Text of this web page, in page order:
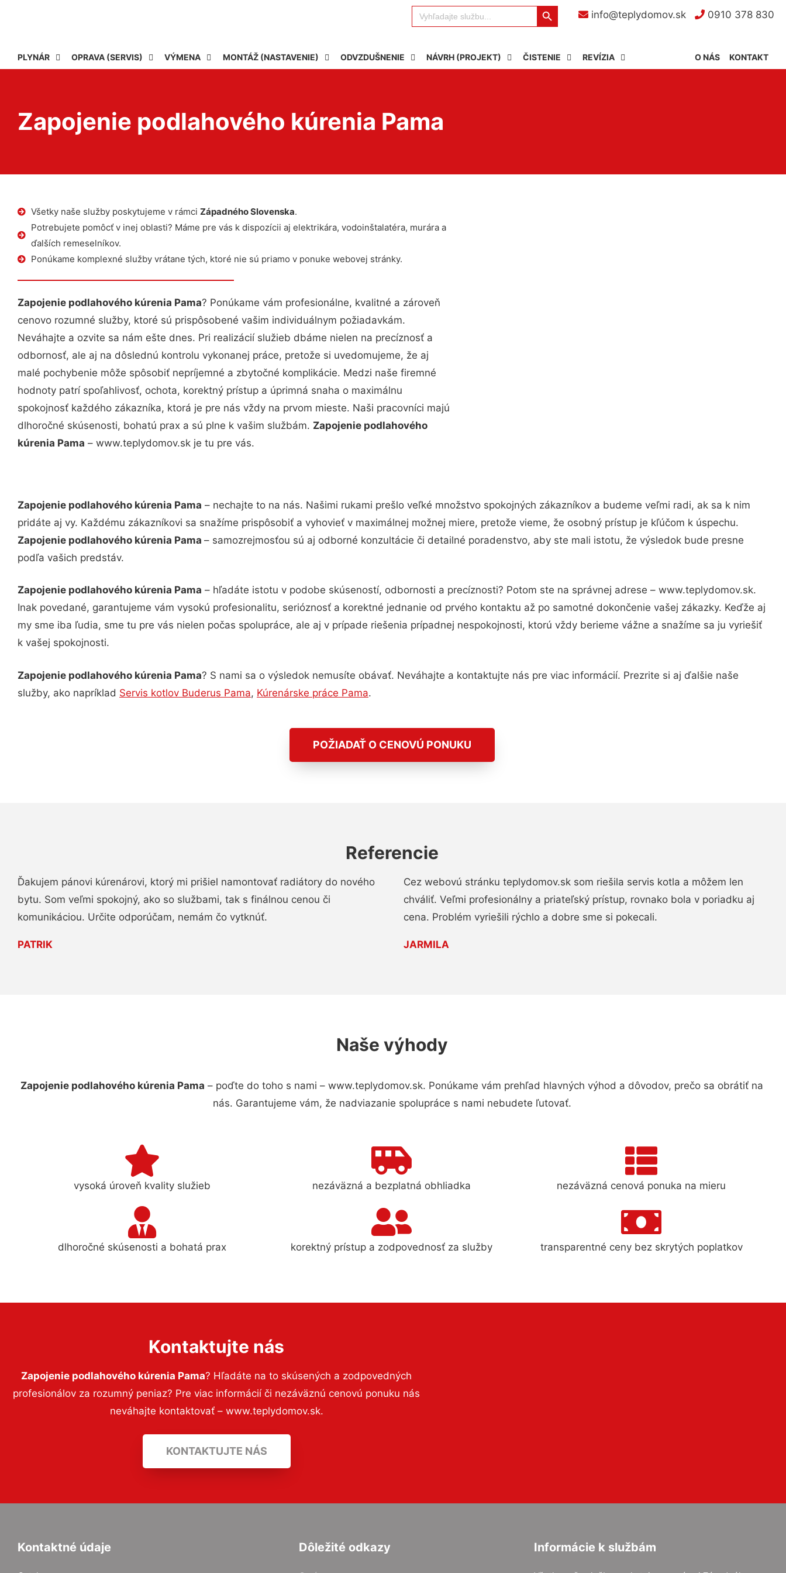
info@teplydomov.sk 0910 378 830
Search
for:
Search Button
PLYNÁR OPRAVA (SERVIS) VÝMENA MONTÁŽ (NASTAVENIE) ODVZDUŠNENIE NÁVRH (PROJEKT) ČISTENIE REVÍZIA KONTAKT
O NÁS
Zapojenie podlahového kúrenia Pama
Všetky naše služby poskytujeme v rámci Západného Slovenska.
Potrebujete pomôcť v inej oblasti? Máme pre vás k dispozícii aj elektrikára, vodoinštalatéra, murára a
ďalších remeselníkov.
Ponúkame komplexné služby vrátane tých, ktoré nie sú priamo v ponuke webovej stránky.
Zapojenie podlahového kúrenia Pama? Ponúkame vám profesionálne, kvalitné a zároveň
cenovo rozumné služby, ktoré sú prispôsobené vašim individuálnym požiadavkám.
Neváhajte a ozvite sa nám ešte dnes. Pri realizácií služieb dbáme nielen na precíznosť a
odbornosť, ale aj na dôslednú kontrolu vykonanej práce, pretože si uvedomujeme, že aj
malé pochybenie môže spôsobiť nepríjemné a zbytočné komplikácie. Medzi naše firemné
hodnoty patrí spoľahlivosť, ochota, korektný prístup a úprimná snaha o maximálnu
spokojnosť každého zákazníka, ktorá je pre nás vždy na prvom mieste. Naši pracovníci majú
dlhoročné skúsenosti, bohatú prax a sú plne k vašim službám. Zapojenie podlahového
kúrenia Pama – www.teplydomov.sk je tu pre vás.
Zapojenie podlahového kúrenia Pama – nechajte to na nás. Našimi rukami prešlo veľké množstvo spokojných zákazníkov a budeme veľmi radi, ak sa k nim
pridáte aj vy. Každému zákazníkovi sa snažíme prispôsobiť a vyhovieť v maximálnej možnej miere, pretože vieme, že osobný prístup je kľúčom k úspechu.
Zapojenie podlahového kúrenia Pama – samozrejmosťou sú aj odborné konzultácie či detailné poradenstvo, aby ste mali istotu, že výsledok bude presne
podľa vašich predstáv.
Zapojenie podlahového kúrenia Pama – hľadáte istotu v podobe skúseností, odbornosti a precíznosti? Potom ste na správnej adrese – www.teplydomov.sk.
Inak povedané, garantujeme vám vysokú profesionalitu, serióznosť a korektné jednanie od prvého kontaktu až po samotné dokončenie vašej zákazky. Keďže aj
my sme iba ľudia, sme tu pre vás nielen počas spolupráce, ale aj v prípade riešenia prípadnej nespokojnosti, ktorú vždy berieme vážne a snažíme sa ju vyriešiť
k vašej spokojnosti.
Zapojenie podlahového kúrenia Pama? S nami sa o výsledok nemusíte obávať. Neváhajte a kontaktujte nás pre viac informácií. Prezrite si aj ďalšie naše
služby, ako napríklad Servis kotlov Buderus Pama, Kúrenárske práce Pama.
POŽIADAŤ O CENOVÚ PONUKU
Referencie
Ďakujem pánovi kúrenárovi, ktorý mi prišiel namontovať radiátory do nového
bytu. Som veľmi spokojný, ako so službami, tak s finálnou cenou či
komunikáciou. Určite odporúčam, nemám čo vytknúť.
PATRIK
Cez webovú stránku teplydomov.sk som riešila servis kotla a môžem len
chváliť. Veľmi profesionálny a priateľský prístup, rovnako bola v poriadku aj
cena. Problém vyriešili rýchlo a dobre sme si pokecali.
JARMILA
Naše výhody
Zapojenie podlahového kúrenia Pama – poďte do toho s nami – www.teplydomov.sk. Ponúkame vám prehľad hlavných výhod a dôvodov, prečo sa obrátiť na
nás. Garantujeme vám, že nadviazanie spolupráce s nami nebudete ľutovať.
vysoká úroveň kvality služieb nezáväzná a bezplatná obhliadka nezáväzná cenová ponuka na mieru
dlhoročné skúsenosti a bohatá prax korektný prístup a zodpovednosť za služby transparentné ceny bez skrytých poplatkov
Kontaktujte nás
Zapojenie podlahového kúrenia Pama? Hľadáte na to skúsených a zodpovedných
profesionálov za rozumný peniaz? Pre viac informácií či nezáväznú cenovú ponuku nás
neváhajte kontaktovať – www.teplydomov.sk.
KONTAKTUJTE NÁS
Kontaktné údaje Dôležité odkazy Informácie k službám